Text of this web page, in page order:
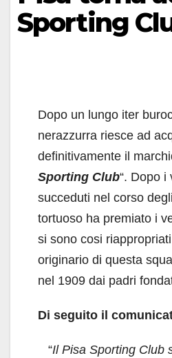
Sporting
Dopo un lungo iter
nerazzurra riesce ad
definitivamente il
Sporting Club“. Dopo i
succeduti nel corso
tortuoso ha premiato i
si sono cosi
originario di questa
nel 1909 dai padri
Di seguito il
“Il Pisa Sporting Club